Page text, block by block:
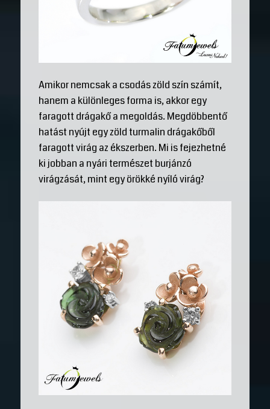
Amikor nemcsak a csodás zöld szín számít,
hanem a különleges forma is, akkor egy
faragott drágakő a megoldás. Megdöbbentő
hatást nyújt egy zöld turmalin drágakőből
faragott virág az ékszerben. Mi is fejezhetné
ki jobban a nyári természet burjánzó
virágzását, mint egy örökké nyíló virág?